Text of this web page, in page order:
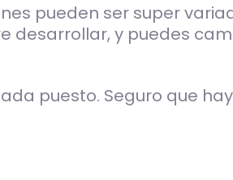
pueden ser super
desarrollar, y puedes
puesto. Seguro que